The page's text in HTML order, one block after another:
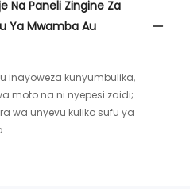
Na Paneli Zingine Za
Ya Mwamba Au
inayoweza kunyumbulika,
moto na ni nyepesi zaidi;
wa unyevu kuliko sufu ya